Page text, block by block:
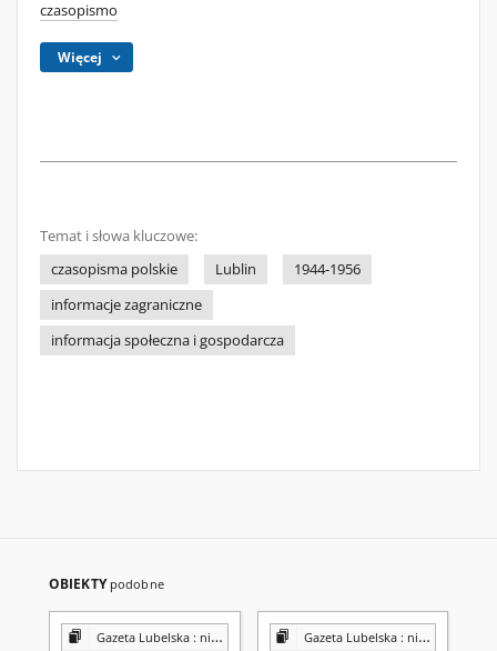
czasopismo
Więcej
Temat i słowa kluczowe:
czasopisma polskie
Lublin
1944-1956
informacje zagraniczne
informacja społeczna i gospodarcza
OBIEKTY podobne
Gazeta Lubelska : niezależny organ demokratyczny Gazeta Lubelska : niezależny organ demokratyczny